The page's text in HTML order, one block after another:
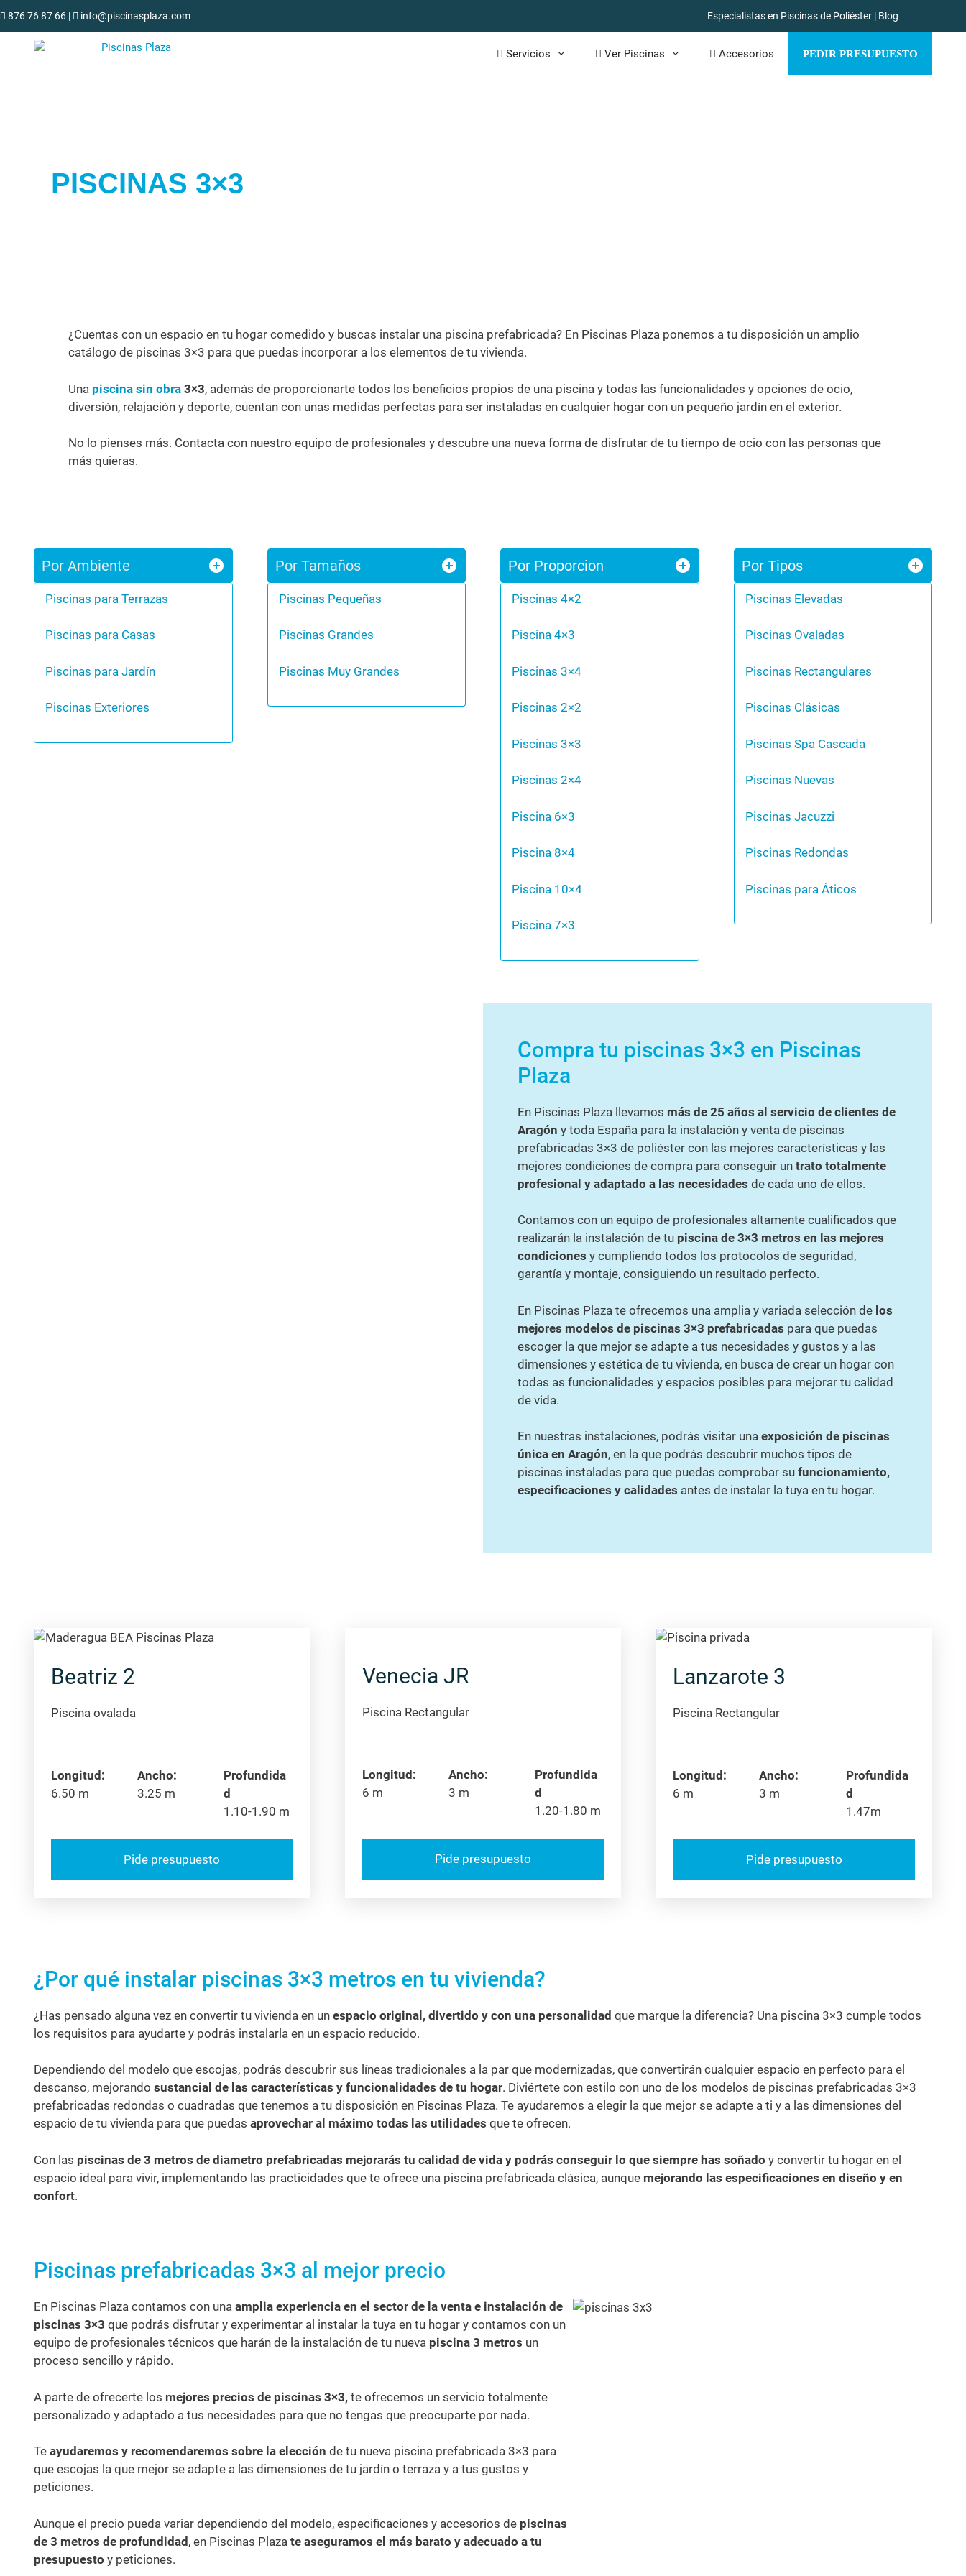
876 76 87 66 | info@piscinasplaza.com Especialistas en Piscinas de Poliéster | Blog
Servicios Ver Piscinas Accesorios PEDIR PRESUPUESTO
PISCINAS 3×3
¿Cuentas con un espacio en tu hogar comedido y buscas instalar una piscina prefabricada? En Piscinas Plaza ponemos a tu disposición un amplio
catálogo de piscinas 3×3 para que puedas incorporar a los elementos de tu vivienda.
Una piscina sin obra 3×3, además de proporcionarte todos los beneficios propios de una piscina y todas las funcionalidades y opciones de ocio,
diversión, relajación y deporte, cuentan con unas medidas perfectas para ser instaladas en cualquier hogar con un pequeño jardín en el exterior.
No lo pienses más. Contacta con nuestro equipo de profesionales y descubre una nueva forma de disfrutar de tu tiempo de ocio con las personas que
más quieras.
Por Ambiente
Piscinas para Terrazas
Piscinas para Casas
Piscinas para Jardín
Piscinas Exteriores
Por Tamaños
Piscinas Pequeñas
Piscinas Grandes
Piscinas Muy Grandes
Por Proporcion
Piscinas 4×2
Piscina 4×3
Piscinas 3×4
Piscinas 2×2
Piscinas 3×3
Piscinas 2×4
Piscina 6×3
Piscina 8×4
Piscina 10×4
Piscina 7×3
Por Tipos
Piscinas Elevadas
Piscinas Ovaladas
Piscinas Rectangulares
Piscinas Clásicas
Piscinas Spa Cascada
Piscinas Nuevas
Piscinas Jacuzzi
Piscinas Redondas
Piscinas para Áticos
Compra tu piscinas 3×3 en Piscinas
Plaza
En Piscinas Plaza llevamos más de 25 años al servicio de clientes de
Aragón y toda España para la instalación y venta de piscinas
prefabricadas 3×3 de poliéster con las mejores características y las
mejores condiciones de compra para conseguir un trato totalmente
profesional y adaptado a las necesidades de cada uno de ellos.
Contamos con un equipo de profesionales altamente cualificados que
realizarán la instalación de tu piscina de 3×3 metros en las mejores
condiciones y cumpliendo todos los protocolos de seguridad,
garantía y montaje, consiguiendo un resultado perfecto.
En Piscinas Plaza te ofrecemos una amplia y variada selección de los
mejores modelos de piscinas 3×3 prefabricadas para que puedas
escoger la que mejor se adapte a tus necesidades y gustos y a las
dimensiones y estética de tu vivienda, en busca de crear un hogar con
todas as funcionalidades y espacios posibles para mejorar tu calidad
de vida.
En nuestras instalaciones, podrás visitar una exposición de piscinas
única en Aragón, en la que podrás descubrir muchos tipos de
piscinas instaladas para que puedas comprobar su funcionamiento,
especificaciones y calidades antes de instalar la tuya en tu hogar.
Beatriz 2
Piscina ovalada
Longitud:
6.50 m
Ancho:
3.25 m
Profundida
d
1.10-1.90 m
Pide presupuesto
Venecia JR
Piscina Rectangular
Longitud:
6 m
Ancho:
3 m
Profundida
d
1.20-1.80 m
Pide presupuesto
Lanzarote 3
Piscina Rectangular
Longitud:
6 m
Ancho:
3 m
Profundida
d
1.47m
Pide presupuesto
¿Por qué instalar piscinas 3×3 metros en tu vivienda?
¿Has pensado alguna vez en convertir tu vivienda en un espacio original, divertido y con una personalidad que marque la diferencia? Una piscina 3×3 cumple todos
los requisitos para ayudarte y podrás instalarla en un espacio reducido.
Dependiendo del modelo que escojas, podrás descubrir sus líneas tradicionales a la par que modernizadas, que convertirán cualquier espacio en perfecto para el
descanso, mejorando sustancial de las características y funcionalidades de tu hogar. Diviértete con estilo con uno de los modelos de piscinas prefabricadas 3×3
prefabricadas redondas o cuadradas que tenemos a tu disposición en Piscinas Plaza. Te ayudaremos a elegir la que mejor se adapte a ti y a las dimensiones del
espacio de tu vivienda para que puedas aprovechar al máximo todas las utilidades que te ofrecen.
Con las piscinas de 3 metros de diametro prefabricadas mejorarás tu calidad de vida y podrás conseguir lo que siempre has soñado y convertir tu hogar en el
espacio ideal para vivir, implementando las practicidades que te ofrece una piscina prefabricada clásica, aunque mejorando las especificaciones en diseño y en
confort.
Piscinas prefabricadas 3×3 al mejor precio
En Piscinas Plaza contamos con una amplia experiencia en el sector de la venta e instalación de
piscinas 3×3 que podrás disfrutar y experimentar al instalar la tuya en tu hogar y contamos con un
equipo de profesionales técnicos que harán de la instalación de tu nueva piscina 3 metros un
proceso sencillo y rápido.
A parte de ofrecerte los mejores precios de piscinas 3×3, te ofrecemos un servicio totalmente
personalizado y adaptado a tus necesidades para que no tengas que preocuparte por nada.
Te ayudaremos y recomendaremos sobre la elección de tu nueva piscina prefabricada 3×3 para
que escojas la que mejor se adapte a las dimensiones de tu jardín o terraza y a tus gustos y
peticiones.
Aunque el precio pueda variar dependiendo del modelo, especificaciones y accesorios de piscinas
de 3 metros de profundidad, en Piscinas Plaza te aseguramos el más barato y adecuado a tu
presupuesto y peticiones.